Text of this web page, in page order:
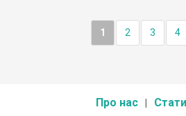
1 2 3 4
Про нас